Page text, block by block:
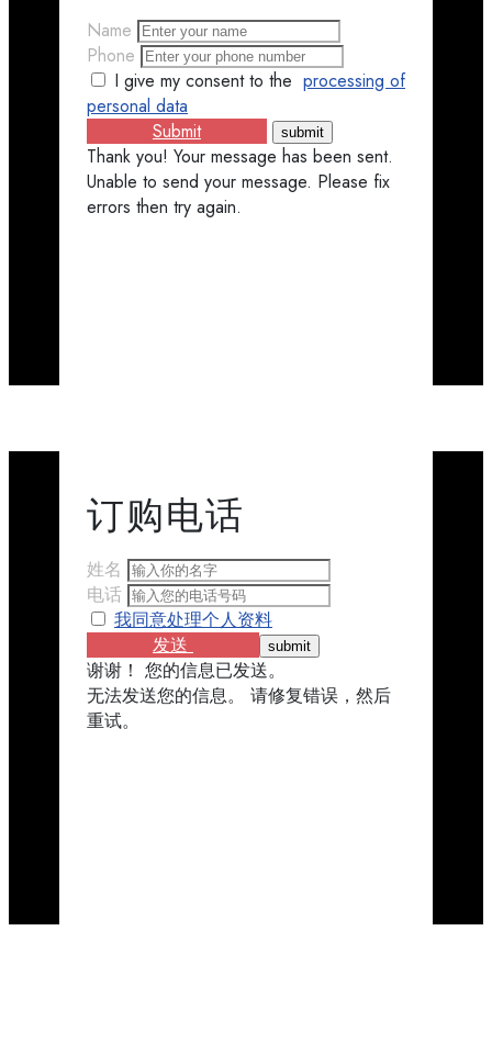
Name
Phone
I give my consent to the processing of
personal data
Submit
Thank you! Your message has been sent.
Unable to send your message. Please fix
errors then try again.
订购​​电话
姓名
电话
我同意处理个人资料
发送
谢谢！ 您的信息已发送。
无法发送您的信息。 请修复错误，然后
重试。